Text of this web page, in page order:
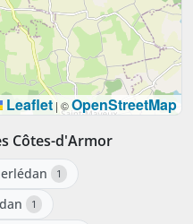
Leaflet | ©OpenStreetMap
Côtes-d'Armor
1
1